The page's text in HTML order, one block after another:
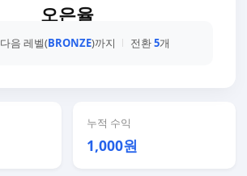
오은율
다음 레벨(BRONZE)까지 전환5개
누적 수익
1,000원